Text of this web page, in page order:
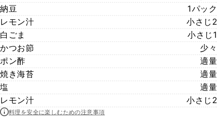
納豆
1パック
レモン汁
小さじ2
白ごま
小さじ1
かつお節
少々
ポン酢
適量
焼き海苔
適量
塩
適量
レモン汁
小さじ2
料理を安全に楽しむための注意事項